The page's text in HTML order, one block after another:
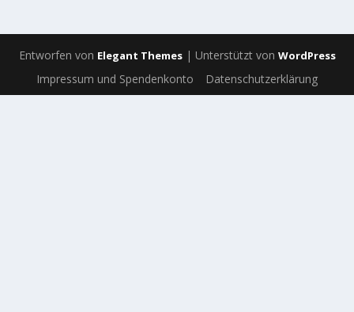
Entworfen von Elegant Themes| Unterstützt von WordPress
Impressum und Spendenkonto Datenschutzerklärung